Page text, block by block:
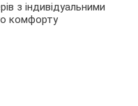
з індивідуальними
комфорту